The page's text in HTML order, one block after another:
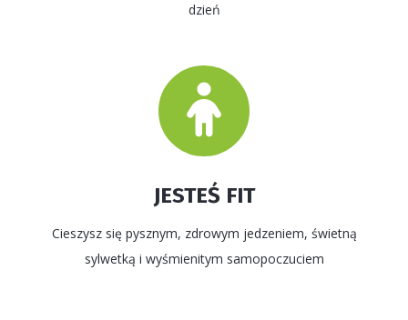
dzień
JESTEŚ FIT
Cieszysz się pysznym, zdrowym jedzeniem, świetną
sylwetką i wyśmienitym samopoczuciem